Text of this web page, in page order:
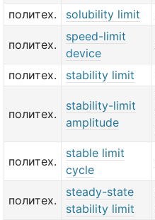
политех.
solubility limit
политех.
speed-limit
device
политех. stability limit
политех.
stability-limit
amplitude
политех.
stable limit
cycle
политех.
steady-state
stability limit